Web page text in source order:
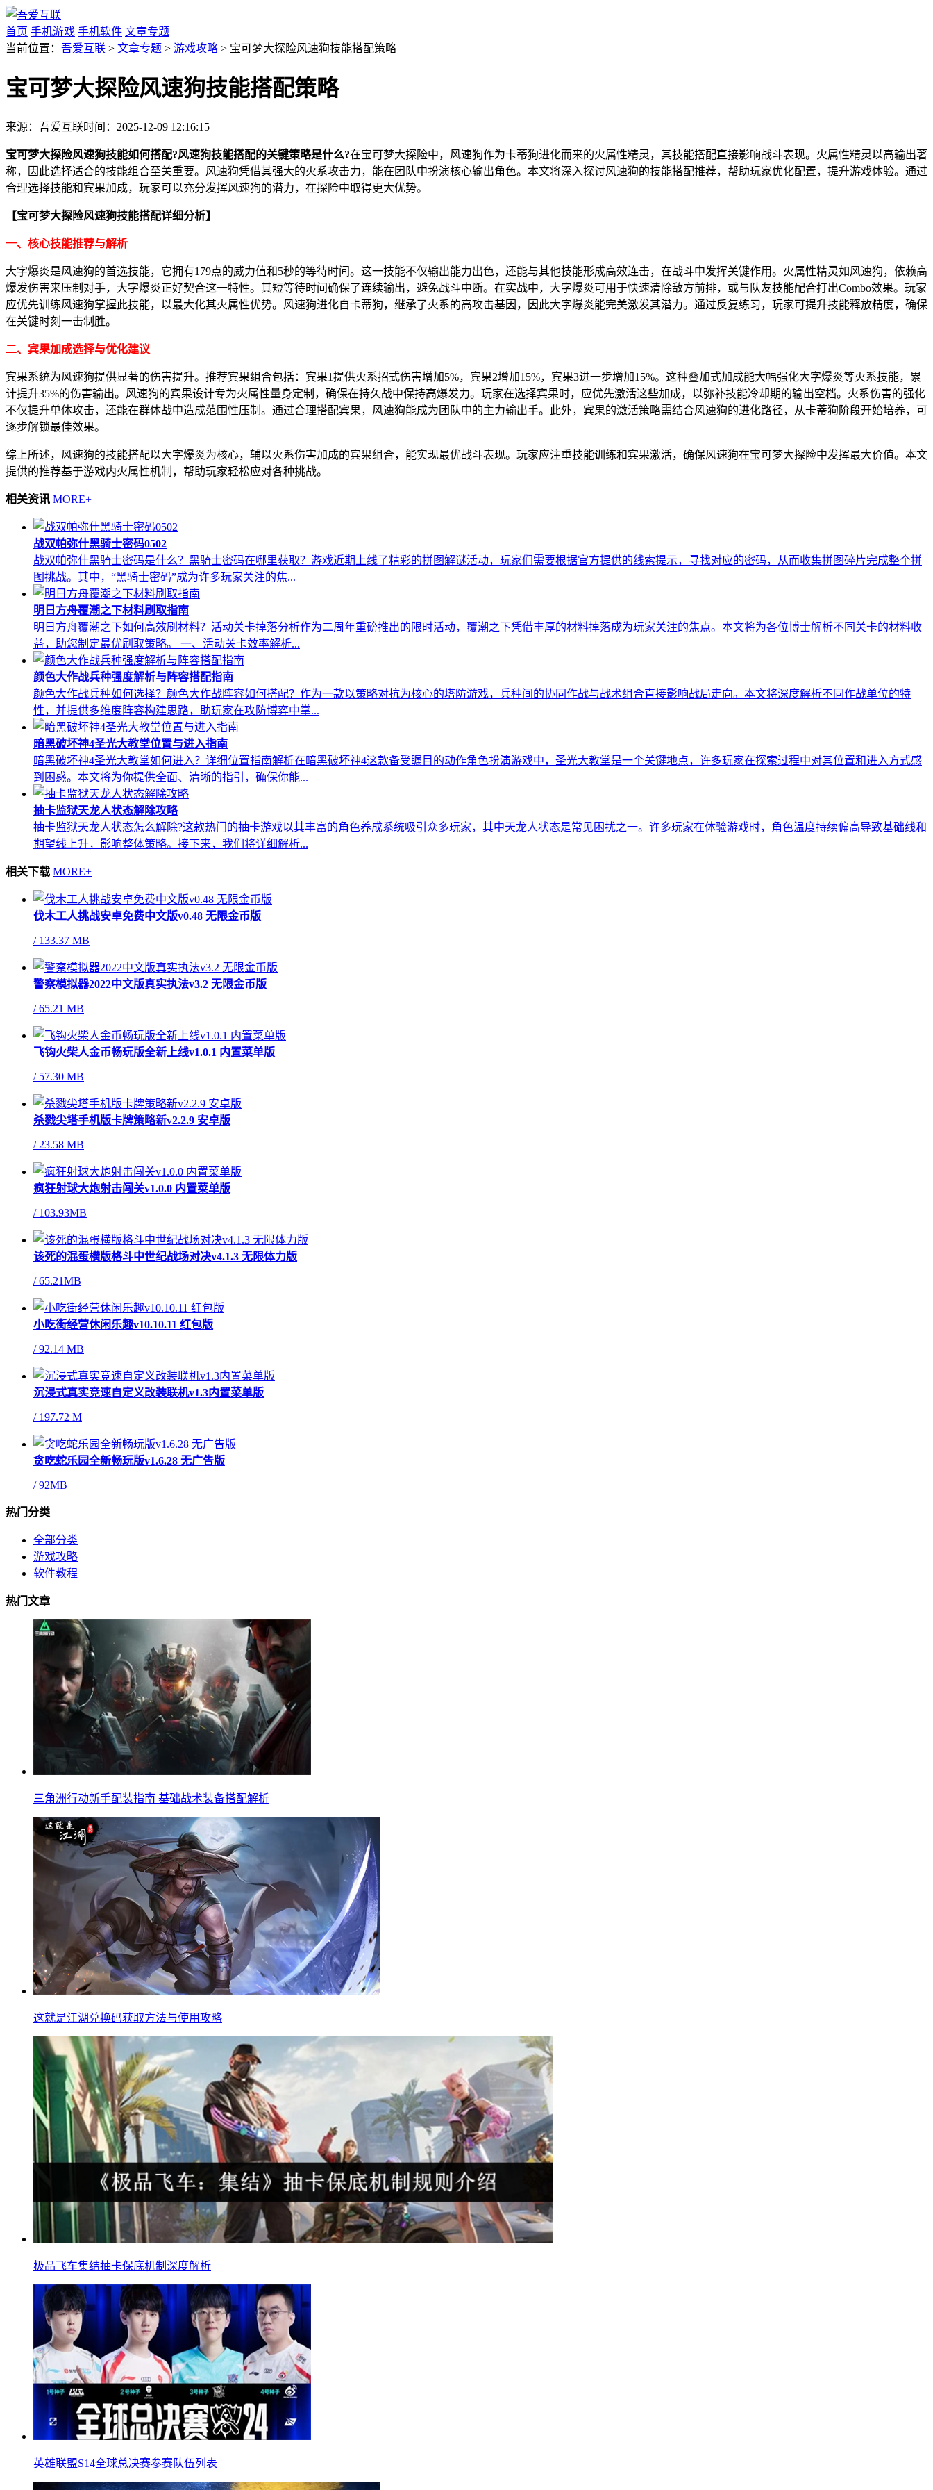
首页 手机游戏 手机软件 文章专题
当前位置： 吾爱互联 > 文章专题 > 游戏攻略 > 宝可梦大探险风速狗技能搭配策略
宝可梦大探险风速狗技能搭配策略
来源：吾爱互联时间：2025-12-09 12:16:15
宝可梦大探险风速狗技能如何搭配?风速狗技能搭配的关键策略是什么?在宝可梦大探险中，风速狗作为卡蒂狗进化而来的火属性精灵，其技能搭配直接影响战斗表现。火属性精灵以高输出著
称，因此选择适合的技能组合至关重要。风速狗凭借其强大的火系攻击力，能在团队中扮演核心输出角色。本文将深入探讨风速狗的技能搭配推荐，帮助玩家优化配置，提升游戏体验。通过
合理选择技能和宾果加成，玩家可以充分发挥风速狗的潜力，在探险中取得更大优势。
【宝可梦大探险风速狗技能搭配详细分析】
一、核心技能推荐与解析
大字爆炎是风速狗的首选技能，它拥有179点的威力值和5秒的等待时间。这一技能不仅输出能力出色，还能与其他技能形成高效连击，在战斗中发挥关键作用。火属性精灵如风速狗，依赖高
爆发伤害来压制对手，大字爆炎正好契合这一特性。其短等待时间确保了连续输出，避免战斗中断。在实战中，大字爆炎可用于快速清除敌方前排，或与队友技能配合打出Combo效果。玩家
应优先训练风速狗掌握此技能，以最大化其火属性优势。风速狗进化自卡蒂狗，继承了火系的高攻击基因，因此大字爆炎能完美激发其潜力。通过反复练习，玩家可提升技能释放精度，确保
在关键时刻一击制胜。
二、宾果加成选择与优化建议
宾果系统为风速狗提供显著的伤害提升。推荐宾果组合包括：宾果1提供火系招式伤害增加5%，宾果2增加15%，宾果3进一步增加15%。这种叠加式加成能大幅强化大字爆炎等火系技能，累
计提升35%的伤害输出。风速狗的宾果设计专为火属性量身定制，确保在持久战中保持高爆发力。玩家在选择宾果时，应优先激活这些加成，以弥补技能冷却期的输出空档。火系伤害的强化
不仅提升单体攻击，还能在群体战中造成范围性压制。通过合理搭配宾果，风速狗能成为团队中的主力输出手。此外，宾果的激活策略需结合风速狗的进化路径，从卡蒂狗阶段开始培养，可
逐步解锁最佳效果。
综上所述，风速狗的技能搭配以大字爆炎为核心，辅以火系伤害加成的宾果组合，能实现最优战斗表现。玩家应注重技能训练和宾果激活，确保风速狗在宝可梦大探险中发挥最大价值。本文
提供的推荐基于游戏内火属性机制，帮助玩家轻松应对各种挑战。
相关资讯 MORE+
战双帕弥什黑骑士密码0502
战双帕弥什黑骑士密码是什么？黑骑士密码在哪里获取？游戏近期上线了精彩的拼图解谜活动，玩家们需要根据官方提供的线索提示，寻找对应的密码，从而收集拼图碎片完成整个拼
图挑战。其中，“黑骑士密码”成为许多玩家关注的焦...
明日方舟覆潮之下材料刷取指南
明日方舟覆潮之下如何高效刷材料？活动关卡掉落分析作为二周年重磅推出的限时活动，覆潮之下凭借丰厚的材料掉落成为玩家关注的焦点。本文将为各位博士解析不同关卡的材料收
益，助您制定最优刷取策略。 一、活动关卡效率解析...
颜色大作战兵种强度解析与阵容搭配指南
颜色大作战兵种如何选择？颜色大作战阵容如何搭配？作为一款以策略对抗为核心的塔防游戏，兵种间的协同作战与战术组合直接影响战局走向。本文将深度解析不同作战单位的特
性，并提供多维度阵容构建思路，助玩家在攻防博弈中掌...
暗黑破坏神4圣光大教堂位置与进入指南
暗黑破坏神4圣光大教堂如何进入？详细位置指南解析在暗黑破坏神4这款备受瞩目的动作角色扮演游戏中，圣光大教堂是一个关键地点，许多玩家在探索过程中对其位置和进入方式感
到困惑。本文将为你提供全面、清晰的指引，确保你能...
抽卡监狱天龙人状态解除攻略
抽卡监狱天龙人状态怎么解除?这款热门的抽卡游戏以其丰富的角色养成系统吸引众多玩家，其中天龙人状态是常见困扰之一。许多玩家在体验游戏时，角色温度持续偏高导致基础线和
期望线上升，影响整体策略。接下来，我们将详细解析...
相关下载 MORE+
伐木工人挑战安卓免费中文版v0.48 无限金币版
/133.37 MB
警察模拟器2022中文版真实执法v3.2 无限金币版
/65.21 MB
飞钩火柴人金币畅玩版全新上线v1.0.1 内置菜单版
/57.30 MB
杀戮尖塔手机版卡牌策略新v2.2.9 安卓版
/23.58 MB
疯狂射球大炮射击闯关v1.0.0 内置菜单版
/103.93MB
该死的混蛋横版格斗中世纪战场对决v4.1.3 无限体力版
/65.21MB
小吃街经营休闲乐趣v10.10.11 红包版
/92.14 MB
沉浸式真实竞速自定义改装联机v1.3内置菜单版
/197.72 M
贪吃蛇乐园全新畅玩版v1.6.28 无广告版
/92MB
热门分类
全部分类
游戏攻略
软件教程
热门文章
三角洲行动新手配装指南 基础战术装备搭配解析
这就是江湖兑换码获取方法与使用攻略
极品飞车集结抽卡保底机制深度解析
英雄联盟S14全球总决赛参赛队伍列表